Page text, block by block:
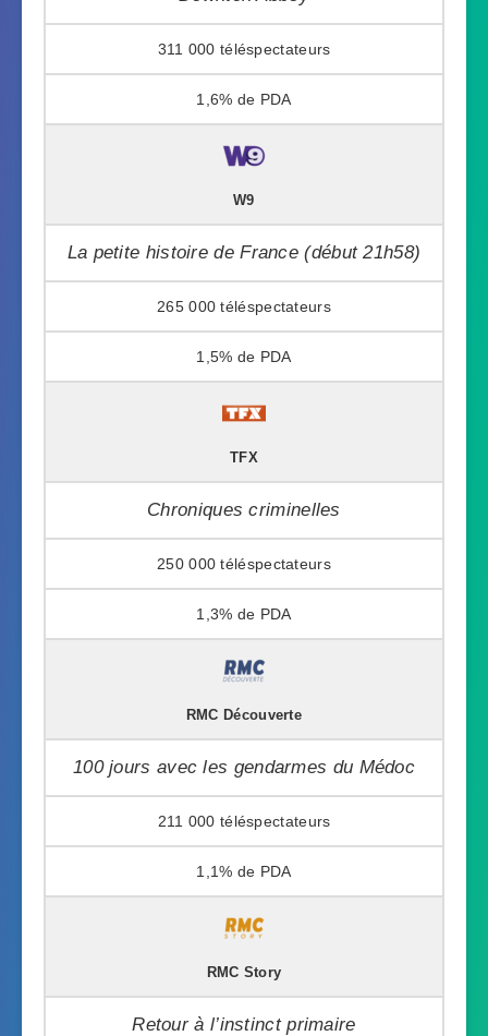
311 000
1,6%
W9
La petite histoire de France (début 21h58)
265 000
1,5%
TFX
Chroniques criminelles
250 000
1,3%
RMC Découverte
100 jours avec les gendarmes du Médoc
211 000
1,1%
RMC Story
Retour à l’instinct primaire